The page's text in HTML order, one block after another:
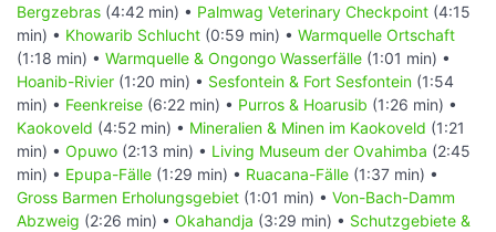
Bergzebras (4:42 min) • Palmwag Veterinary Checkpoint (4:15
min) • Khowarib Schlucht (0:59 min) • Warmquelle Ortschaft
(1:18 min) • Warmquelle & Ongongo Wasserfälle (1:01 min) •
Hoanib-Rivier (1:20 min) • Sesfontein & Fort Sesfontein (1:54
min) • Feenkreise (6:22 min) • Purros & Hoarusib (1:26 min) •
Kaokoveld (4:52 min) • Mineralien & Minen im Kaokoveld (1:21
min) • Opuwo (2:13 min) • Living Museum der Ovahimba (2:45
min) • Epupa-Fälle (1:29 min) • Ruacana-Fälle (1:37 min) •
Gross Barmen Erholungsgebiet (1:01 min) • Von-Bach-Damm
Abzweig (2:26 min) • Okahandja (3:29 min) • Schutzgebiete &